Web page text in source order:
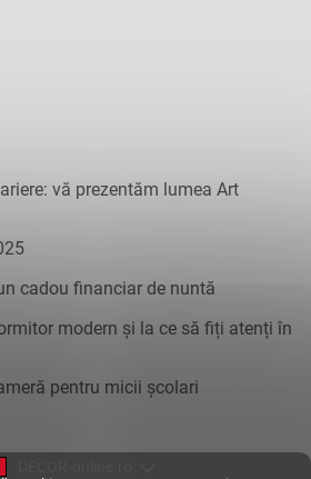
vă prezentăm lumea Art
cadou financiar de nuntă
modern și la ce să fiți atenți în
pentru micii școlari